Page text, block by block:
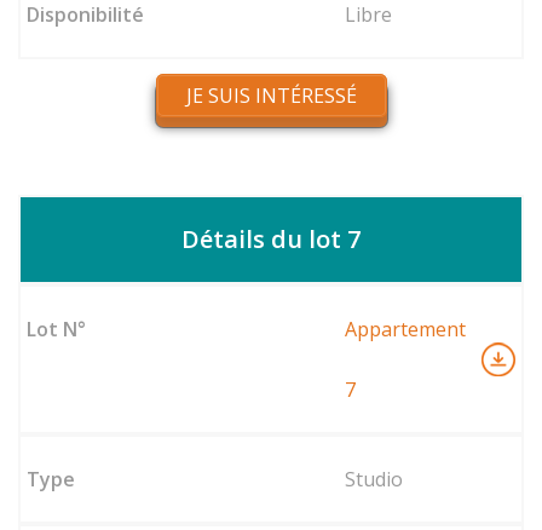
Libre
JE SUIS INTÉRESSÉ
Détails du lot 7
Appartement
7
Studio